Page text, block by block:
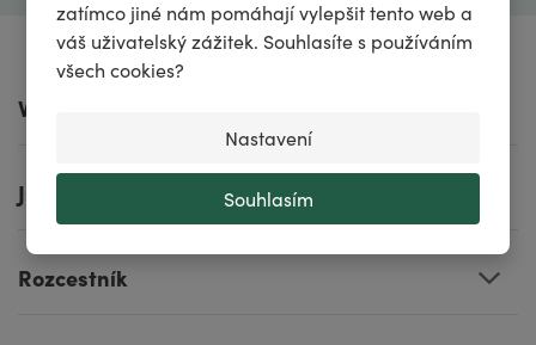
zatímco jiné nám pomáhají vylepšit tento web a
váš uživatelský zážitek. Souhlasíte s používáním
všech cookies?
Nastavení
Souhlasím
Vše o nákupu
Jsme tu pro vás
Rozcestník